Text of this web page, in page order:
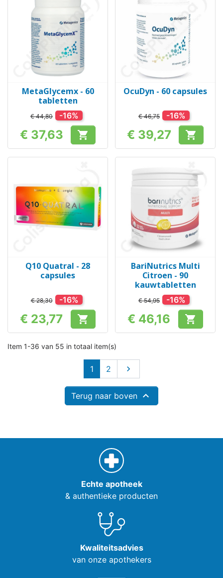
MetaGlycemx - 60
tabletten
€ 44,80 -16%
Prijs
€ 37,63 
OcuDyn - 60 capsules
€ 46,75 -16%
Prijs
€ 39,27 
Q10 Quatral - 28
capsules
€ 28,30 -16%
Prijs
€ 23,77 
BariNutrics Multi
Citroen - 90
kauwtabletten
€ 54,95 -16%
Prijs
€ 46,16 
Item 1-36 van 55 in totaal item(s)
1 2 Volgende

Terug naar boven 
Echte apotheek
& authentieke producten
Kwaliteitsadvies
van onze apothekers